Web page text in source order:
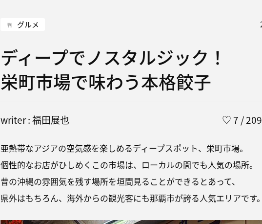
グルメ
ディープでノスタルジック！
栄町市場で味わう本格餃子
writer : 福田展也 ♡ 7 /
亜熱帯なアジアの空気感を楽しめるディープスポット、栄町市場。
個性的なお店がひしめくこの市場は、ローカルの間でも人気の場所。
昔の沖縄の雰囲気を残す場所を垣間見ることができるとあって、
県外はもちろん、海外からの観光客にも那覇市が誇る人気エリアです。